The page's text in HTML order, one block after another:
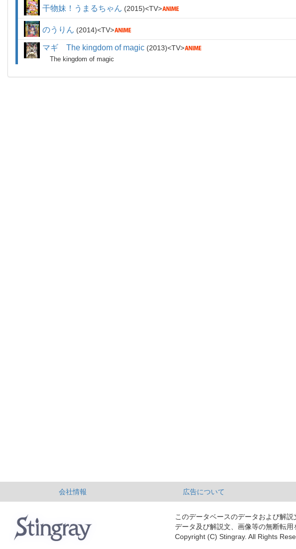
干物妹！うまるちゃん 2015 TV
のうりん 2014 TV
マギ The kingdom of magic 2013 TV
The kingdom of magic
会社情報 広告について
このデータベースのデータおよび解
データ及び解説文、画像等の無断転用
Copyright (C) Stingray. All Rights